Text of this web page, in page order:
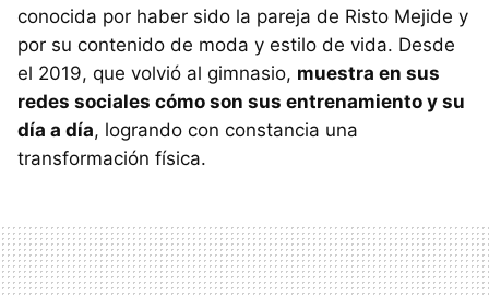
conocida por haber sido la pareja de Risto Mejide y
por su contenido de moda y estilo de vida. Desde
el 2019, que volvió al gimnasio, muestra en sus
redes sociales cómo son sus entrenamiento y su
día a día, logrando con constancia una
transformación física.